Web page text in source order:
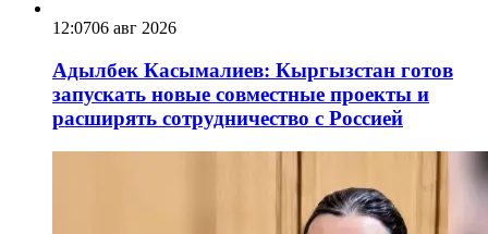
12:0706 авг 2026
Адылбек Касымалиев: Кыргызстан готов
запускать новые совместные проекты и
расширять сотрудничество с Россией